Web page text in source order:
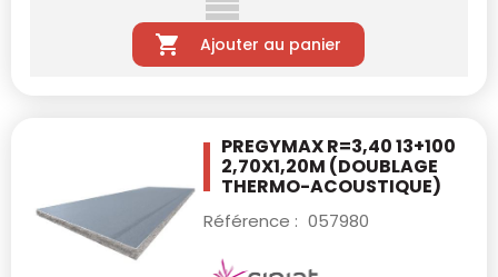
Ajouter au panier
PREGYMAX R=3,40 13+100
2,70X1,20M (DOUBLAGE
THERMO-ACOUSTIQUE)
Référence : 057980